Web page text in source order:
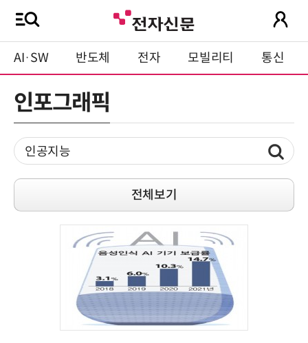
AI·SW 반도체 전자 모빌리티 통신
인포그래픽
전체보기